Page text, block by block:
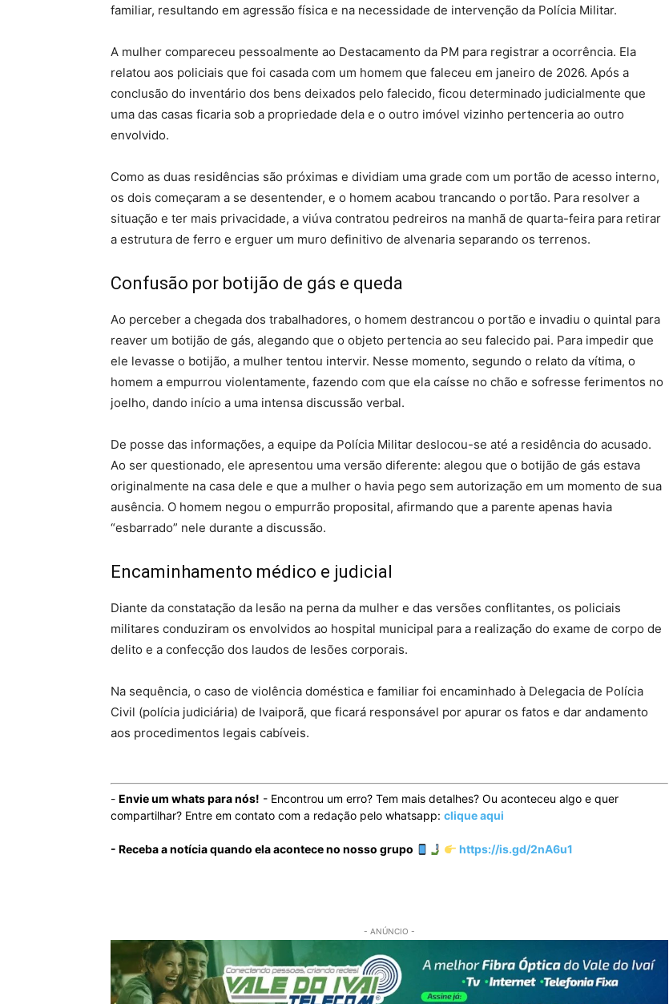
familiar, resultando em agressão física e na necessidade de intervenção da Polícia Militar.
A mulher compareceu pessoalmente ao Destacamento da PM para registrar a ocorrência. Ela
relatou aos policiais que foi casada com um homem que faleceu em janeiro de 2026. Após a
conclusão do inventário dos bens deixados pelo falecido, ficou determinado judicialmente que
uma das casas ficaria sob a propriedade dela e o outro imóvel vizinho pertenceria ao outro
envolvido.
Como as duas residências são próximas e dividiam uma grade com um portão de acesso interno,
os dois começaram a se desentender, e o homem acabou trancando o portão. Para resolver a
situação e ter mais privacidade, a viúva contratou pedreiros na manhã de quarta-feira para retirar
a estrutura de ferro e erguer um muro definitivo de alvenaria separando os terrenos.
Confusão por botijão de gás e queda
Ao perceber a chegada dos trabalhadores, o homem destrancou o portão e invadiu o quintal para
reaver um botijão de gás, alegando que o objeto pertencia ao seu falecido pai. Para impedir que
ele levasse o botijão, a mulher tentou intervir. Nesse momento, segundo o relato da vítima, o
homem a empurrou violentamente, fazendo com que ela caísse no chão e sofresse ferimentos no
joelho, dando início a uma intensa discussão verbal.
De posse das informações, a equipe da Polícia Militar deslocou-se até a residência do acusado.
Ao ser questionado, ele apresentou uma versão diferente: alegou que o botijão de gás estava
originalmente na casa dele e que a mulher o havia pego sem autorização em um momento de sua
ausência. O homem negou o empurrão proposital, afirmando que a parente apenas havia
“esbarrado” nele durante a discussão.
Encaminhamento médico e judicial
Diante da constatação da lesão na perna da mulher e das versões conflitantes, os policiais
militares conduziram os envolvidos ao hospital municipal para a realização do exame de corpo de
delito e a confecção dos laudos de lesões corporais.
Na sequência, o caso de violência doméstica e familiar foi encaminhado à Delegacia de Polícia
Civil (polícia judiciária) de Ivaiporã, que ficará responsável por apurar os fatos e dar andamento
aos procedimentos legais cabíveis.
- Envie um whats para nós! - Encontrou um erro? Tem mais detalhes? Ou aconteceu algo e quer
compartilhar? Entre em contato com a redação pelo whatsapp: clique aqui
- Receba a notícia quando ela acontece no nosso grupo https://is.gd/2nA6u1
- ANÚNCIO -